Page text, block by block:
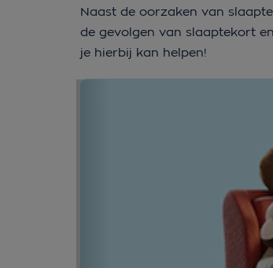
Naast de oorzaken van
de gevolgen van slaaptekort
je hierbij kan helpen!